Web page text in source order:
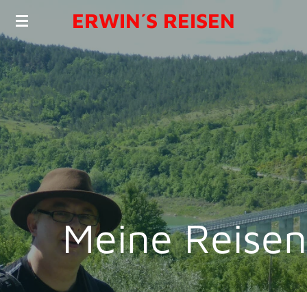
Zum
Hauptinhalt
springen
ERWIN´S REISEN
Meine Reisen